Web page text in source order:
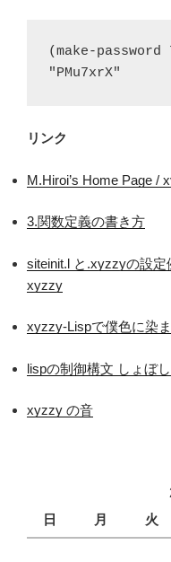
(make-password
"PMu7xrX"
リンク
M.Hiroi’s Home Page /
3.関数定義の書き方
siteinit.l と.xyzzyの設定
xyzzy
xyzzy-Lispで僕色に染
lispの制御構文 しょぼ
xyzzy の音
日
月 火